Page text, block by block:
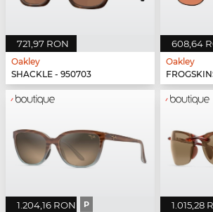
721,97 RON
Oakley
SHACKLE - 950703
608,64
Oakley
1.204,16 RON P 1.015,28